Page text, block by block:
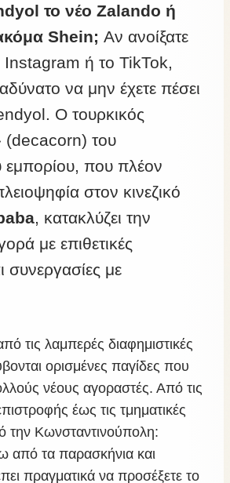
το νέο Zalando ή
Shein; Αν ανοίξατε
ή το TikTok,
να μην έχετε πέσει
Ο τουρκικός
(decacorn) του
εμπορίου, που πλέον
στον κινεζικό
, κατακλύζει την
με επιθετικές
συνεργασίες με
τις λαμπερές διαφημιστικές
ορισμένες παγίδες που
νέους αγοραστές. Από τις
έως τις τμηματικές
την Κωνσταντινούπολη:
από τα παρασκήνια και
πραγματικά να προσέξετε το